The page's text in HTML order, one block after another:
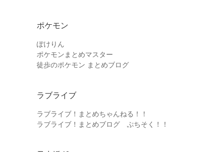
ポケモン
ぽけりん
ポケモンまとめマスター
徒歩のポケモン まとめブログ
ラブライブ
ラブライブ！まとめちゃんねる！！
ラブライブ！まとめブログ ぷちそく！！